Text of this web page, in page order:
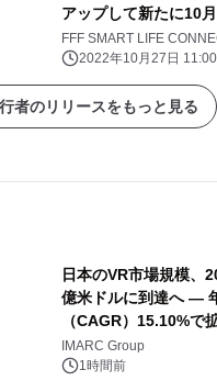
アップして新たに10
FFF SMART LIFE
2022年10月27日 11:00
者のリリースをもっと見る
日本のVR市場規模、
億米ドルに到達へ ―
（CAGR）15.10%で
IMARC Group
1時間前